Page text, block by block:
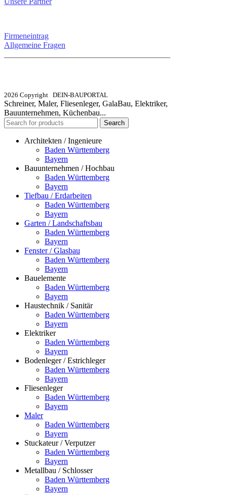
Firmeneintrag
Allgemeine Fragen
2026 Copyright DEIN-BAUPORTAL
Schreiner, Maler, Fliesenleger, GalaBau, Elektriker,
Bauunternehmen, Küchenbau...
Search
Architekten / Ingenieure
Baden Württemberg
Bayern
Bauunternehmen / Hochbau
Baden Württemberg
Bayern
Tiefbau / Erdarbeiten
Baden Württemberg
Bayern
Garten / Landschaftsbau
Baden Württemberg
Bayern
Fenster / Glasbau
Baden Württemberg
Bayern
Bauelemente
Baden Württemberg
Bayern
Haustechnik / Sanitär
Baden Württemberg
Bayern
Elektriker
Baden Württemberg
Bayern
Bodenleger / Estrichleger
Baden Württemberg
Bayern
Fliesenleger
Baden Württemberg
Bayern
Maler
Baden Württemberg
Bayern
Stuckateur / Verputzer
Baden Württemberg
Bayern
Metallbau / Schlosser
Baden Württemberg
Bayern